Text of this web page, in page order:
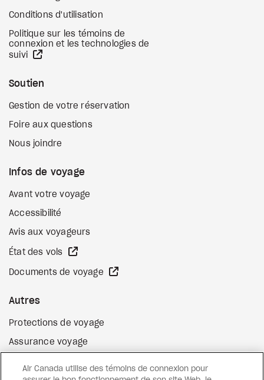
Conditions d'utilisation
Politique sur les témoins de
connexion et les technologies de
suivi
Soutien
Gestion de votre réservation
Foire aux questions
Nous joindre
Infos de voyage
Avant votre voyage
Accessibilité
Avis aux voyageurs
État des vols
Documents de voyage
Autres
Protections de voyage
Assurance voyage
Air Canada utilise des témoins de connexion pour